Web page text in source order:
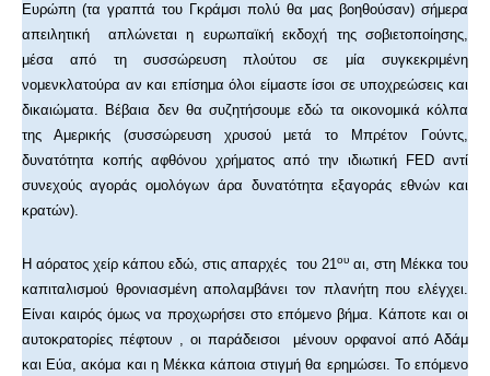
Ευρώπη (τα γραπτά του Γκράμσι πολύ θα μας βοηθούσαν) σήμερα
απειλητική απλώνεται η ευρωπαϊκή εκδοχή της σοβιετοποίησης,
μέσα από τη συσσώρευση πλούτου σε μία συγκεκριμένη
νομενκλατούρα αν και επίσημα όλοι είμαστε ίσοι σε υποχρεώσεις και
δικαιώματα. Βέβαια δεν θα συζητήσουμε εδώ τα οικονομικά κόλπα
της Αμερικής (συσσώρευση χρυσού μετά το Μπρέτον Γούντς,
δυνατότητα κοπής αφθόνου χρήματος από την ιδιωτική FED αντί
συνεχούς αγοράς ομολόγων άρα δυνατότητα εξαγοράς εθνών και
κρατών).
Η αόρατος χείρ κάπου εδώ, στις απαρχές του 21ουαι, στη Μέκκα του
καπιταλισμού θρονιασμένη απολαμβάνει τον πλανήτη που ελέγχει.
Είναι καιρός όμως να προχωρήσει στο επόμενο βήμα. Κάποτε και οι
αυτοκρατορίες πέφτουν , οι παράδεισοι μένουν ορφανοί από Αδάμ
και Εύα, ακόμα και η Μέκκα κάποια στιγμή θα ερημώσει. Το επόμενο